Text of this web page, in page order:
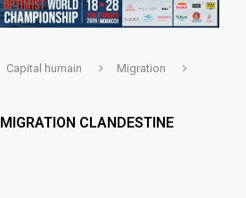
Capital humain
Migration
MIGRATION CLANDESTINE